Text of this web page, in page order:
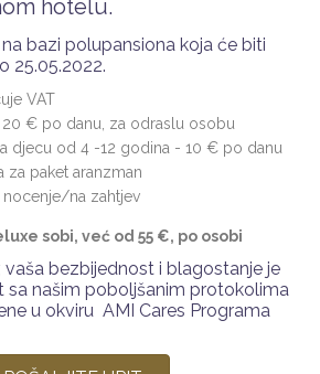
hotelu.
bazi polupansiona koja će biti
25.05.2022.
VAT
€ po danu, za odraslu osobu
djecu od 4 -12 godina - 10 € po danu
za paket aranzman
na zahtjev
sobi, već od 55 €, po osobi
vaša bezbijednost i blagostanje je
sa našim poboljšanim protokolima
u okviru AMI Cares Programa